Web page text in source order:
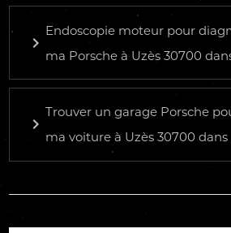
navigate_next
Endoscopie moteur pour
ma Porsche à Uzès 30700
navigate_next
Trouver un garage Porsche
ma voiture à Uzès 30700 dans